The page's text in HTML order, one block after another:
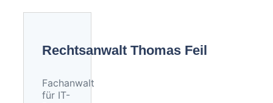
Rechtsanwalt Thomas Feil
Fachanwalt
für IT-